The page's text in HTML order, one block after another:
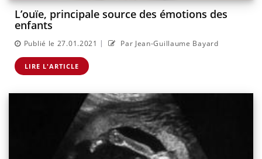
L’ouïe, principale source des émotions des
enfants
Publié le 27.01.2021 | Par Jean-Guillaume Bayard
LIRE L'ARTICLE